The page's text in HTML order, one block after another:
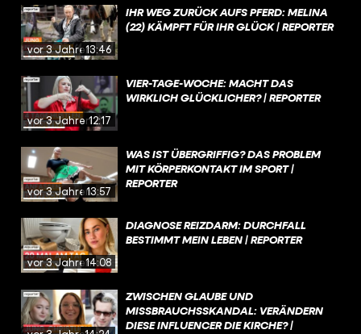
vor 3 Jahren13:46
IHR WEG ZURÜCK AUFS PFERD: MELINA
(22) KÄMPFT FÜR IHR GLÜCK | REPORTER
vor 3 Jahren12:17
VIER-TAGE-WOCHE: MACHT DAS
WIRKLICH GLÜCKLICHER? | REPORTER
vor 3 Jahren13:57
WAS IST ÜBERGRIFFIG? DAS PROBLEM
MIT KÖRPERKONTAKT IM SPORT |
REPORTER
vor 3 Jahren14:08
DIAGNOSE REIZDARM: DURCHFALL
BESTIMMT MEIN LEBEN | REPORTER
ZWISCHEN GLAUBE UND
MISSBRAUCHSSKANDAL: VERÄNDERN
DIESE INFLUENCER DIE KIRCHE? |